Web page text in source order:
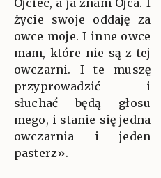
Ojciec, a ja znam Ojca. I
życie swoje oddaję za
owce moje. I inne owce
mam, które nie są z tej
owczarni. I te muszę
przyprowadzić i
słuchać będą głosu
mego, i stanie się jedna
owczarnia i jeden
pasterz».